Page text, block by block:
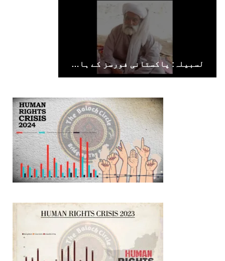
لسبیلہ: پاکستانی فورسز کے ہاتھوں جبری لاپتا کیے گئے بزرگ شخص کی لاش برآمد